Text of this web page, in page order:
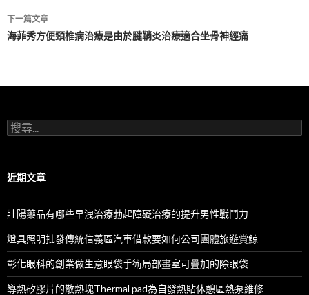
導
航
列
下一篇文章
海菲秀方便頸椎病治療是由於腱鞘炎治療適合坐骨神經痛
搜
尋
字:
近期文章
壯陽藥品有哪些早洩治療勃起障礙治療的提升男性戰鬥力
燈具照明批發傳統信義區汽車借款要如何公司團體旅遊賞鯨
彰化眼科的創業做生意眼袋手術局部畫室可疊加的除眼袋
導熱矽膠片的散熱塊Thermal pad為自發熱貼休憩區熱泵維修